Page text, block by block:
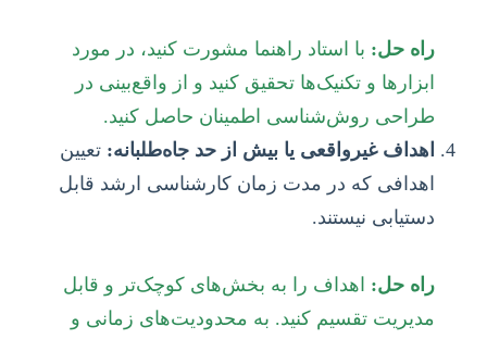
راه حل: با استاد راهنما مشورت کنید، در مورد
ابزارها و تکنیک‌ها تحقیق کنید و از واقع‌بینی در
طراحی روش‌شناسی اطمینان حاصل کنید.
اهداف غیرواقعی یا بیش از حد جاه‌طلبانه: تعیین
اهدافی که در مدت زمان کارشناسی ارشد قابل
دستیابی نیستند.
راه حل: اهداف را به بخش‌های کوچک‌تر و قابل
مدیریت تقسیم کنید. به محدودیت‌های زمانی و